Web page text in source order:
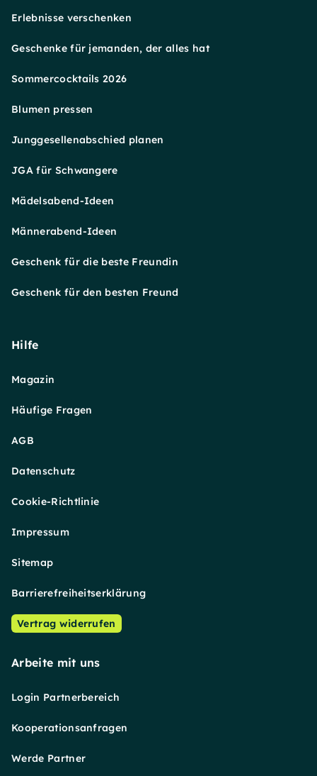
Erlebnisse verschenken
Geschenke für jemanden, der alles hat
Sommercocktails 2026
Blumen pressen
Junggesellenabschied planen
JGA für Schwangere
Mädelsabend-Ideen
Männerabend-Ideen
Geschenk für die beste Freundin
Geschenk für den besten Freund
Hilfe
Magazin
Häufige Fragen
AGB
Datenschutz
Cookie-Richtlinie
Impressum
Sitemap
Barrierefreiheitserklärung
Vertrag widerrufen
Arbeite mit uns
Login Partnerbereich
Kooperationsanfragen
Werde Partner